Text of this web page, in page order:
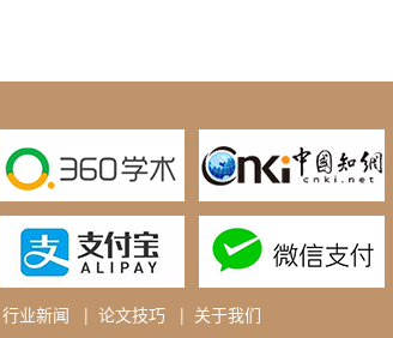
行业新闻 | 论文技巧 | 关于我们